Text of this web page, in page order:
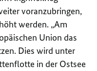
voranzubringen,
werden. „Am
Union das
Dies wird unter
in der Ostsee